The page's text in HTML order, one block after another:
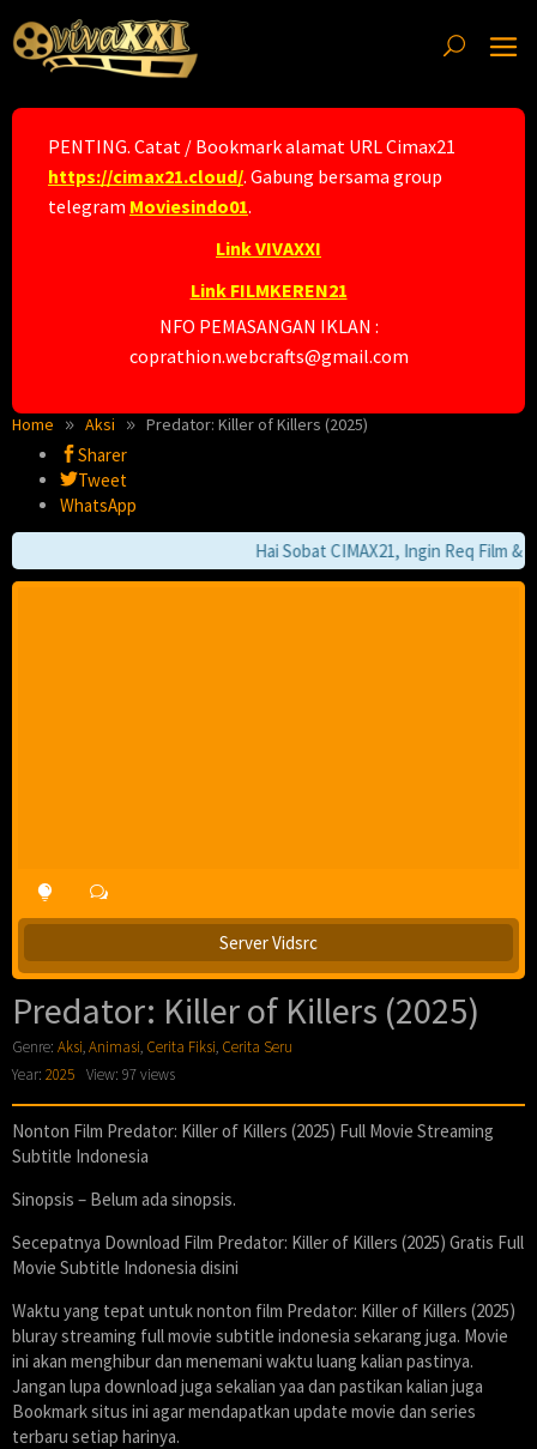
to
content
PENTING. Catat / Bookmark alamat URL Cimax21
https://cimax21.cloud/. Gabung bersama group
telegram Moviesindo01.
Link VIVAXXI
Link FILMKEREN21
NFO PEMASANGAN IKLAN :
coprathion.webcrafts@gmail.com
Home Aksi Predator: Killer of Killers (2025)
Sharer
Tweet
WhatsApp
Hai Sobat CIMAX21, Ingin Req Film &
Server Vidsrc
Predator: Killer of Killers (2025)
Genre: Aksi,Animasi, Cerita Fiksi, Cerita Seru
Year: 2025 View: 97 views
Nonton Film Predator: Killer of Killers (2025) Full Movie Streaming
Subtitle Indonesia
Sinopsis – Belum ada sinopsis.
Secepatnya Download Film Predator: Killer of Killers (2025) Gratis Full
Movie Subtitle Indonesia disini
Waktu yang tepat untuk nonton film Predator: Killer of Killers (2025)
bluray streaming full movie subtitle indonesia sekarang juga. Movie
ini akan menghibur dan menemani waktu luang kalian pastinya.
Jangan lupa download juga sekalian yaa dan pastikan kalian juga
Bookmark situs ini agar mendapatkan update movie dan series
terbaru setiap harinya.